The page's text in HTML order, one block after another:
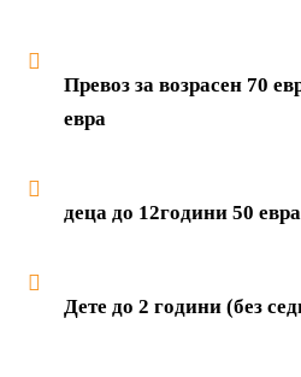
Превоз за возрасен 70
евра
деца до 12години 50
Дете до 2 години (без